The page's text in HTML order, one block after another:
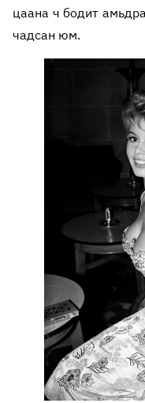
цаана ч бодит
чадсан юм.